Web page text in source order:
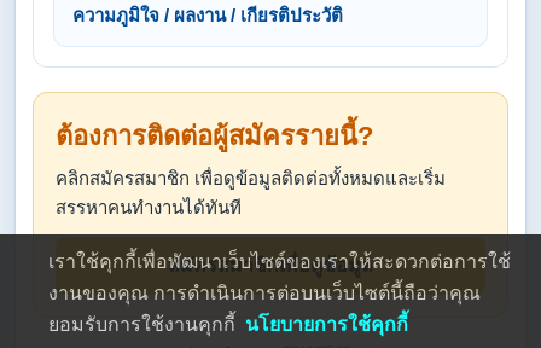
ความภูมิใจ / ผลงาน / เกียรติประวัติ
ต้องการติดต่อผู้สมัครรายนี้?
คลิกสมัครสมาชิก เพื่อดูข้อมูลติดต่อทั้งหมดและเริ่ม
สรรหาคนทำงานได้ทันที
สมัครสมาชิกเพื่อดูข้อมูล
เราใช้คุกกี้เพื่อพัฒนาเว็บไซต์ของเราให้สะดวกต่อการใช้
งานของคุณ การดำเนินการต่อบนเว็บไซต์นี้ถือว่าคุณ
ยอมรับการใช้งานคุกกี้ นโยบายการใช้คุกกี้